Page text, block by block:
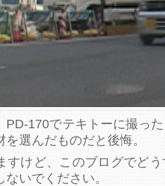
PD-170でテキトーに撮っ
選んだものだと後悔。
すけど、このブログでど
いでください。